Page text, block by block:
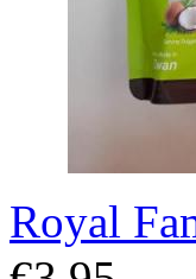
Royal